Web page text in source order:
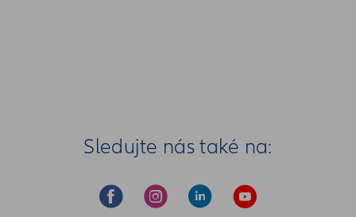
Sledujte nás také na: